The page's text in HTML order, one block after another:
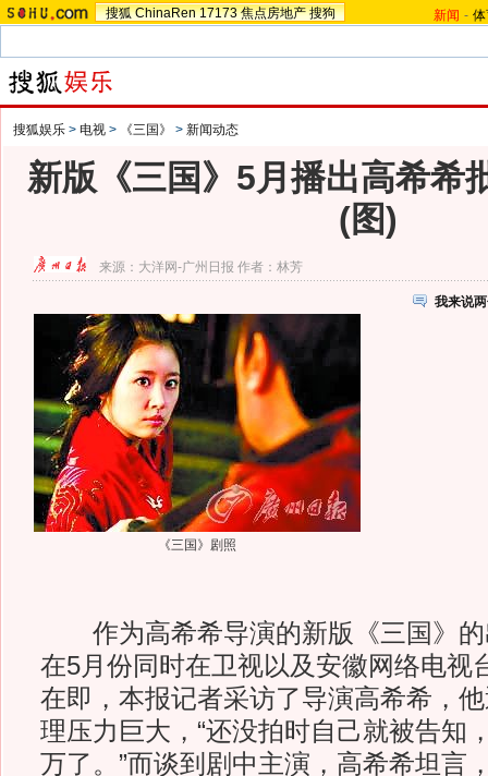
搜狐 ChinaRen 17173 焦点房地产 搜狗 新闻 -
搜狐娱乐 > 电视 > 《三国》 > 新闻动态
新版《三国》5月播出高希希
(图)
来源： 大洋网-广州日报 作者：林芳
我来说
《三国》剧照
作为高希希导演的新版《三国》的
在5月份同时在卫视以及安徽网络电视
在即，本报记者采访了导演高希希，
理压力巨大，“还没拍时自己就被告知
万了。”而谈到剧中主演，高希希坦言